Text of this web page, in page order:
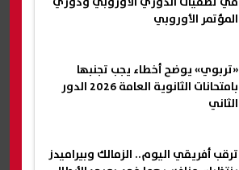
المؤتمر الأوروبي
«تربوي» يوضح أخطاء يجب تجنبها
بامتحانات الثانوية العامة 2026 الدور
الثاني
ترقب أفريقي اليوم.. الزمالك وبيراميدز